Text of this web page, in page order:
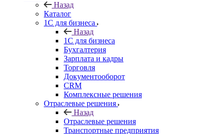
Назад
Каталог
1С для бизнеса
Назад
1С для бизнеса
Бухгалтерия
Зарплата и кадры
Торговля
Документооборот
CRM
Комплексные решения
Отраслевые решения
Назад
Отраслевые решения
Транспортные предприятия